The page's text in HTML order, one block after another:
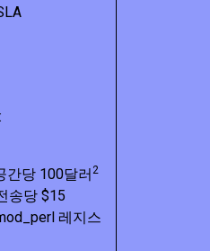
간당 100달러2
송당 $15
레지스